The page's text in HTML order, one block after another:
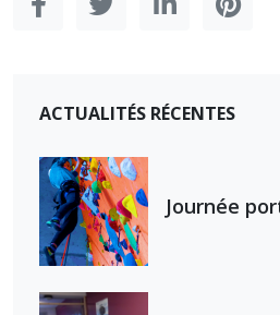
ACTUALITÉS RÉCENTES
Journée